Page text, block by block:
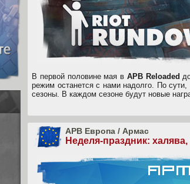
В первой половине мая в APB Reloaded
режим останется с нами надолго. По сути,
сезоны. В каждом сезоне будут новые
APB Европа / Армас
Неделя-праздник: